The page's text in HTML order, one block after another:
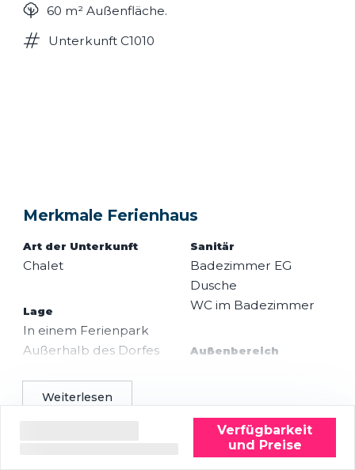
Verfügbarkeit
und Preise
60 m² Außenfläche.
Unterkunft C1010
Merkmale Ferienhaus
Art der Unterkunft
Chalet
Lage
In einem Ferienpark
Außerhalb des Dorfes
Campingplatz
Sanitär
Badezimmer EG
Dusche
WC im Badezimmer
Außenbereich
Einrichtungen im
Ferienpark
Weiterlesen